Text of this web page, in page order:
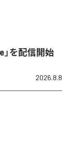
を配信開始
2026.8.8